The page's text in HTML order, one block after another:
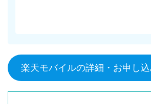
楽天モバイルの詳細・お申し込